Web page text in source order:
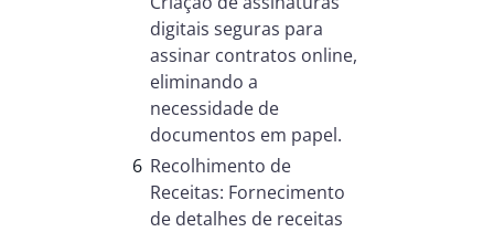
digitais seguras para
assinar contratos online,
eliminando a
necessidade de
documentos em papel.
Recolhimento de
Receitas: Fornecimento
de detalhes de receitas